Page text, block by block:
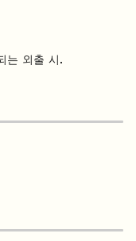
는 외출 시.